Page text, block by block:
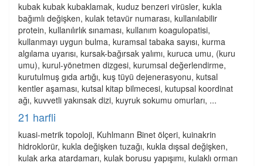
kubak kubak kubaklamak, kuduz benzeri virüsler, kukla
bağımlı değişken, kulak tetavür numarası, kullanılabilir
protein, kullanılırlık sınaması, kullanım koagulopatisi,
kullanmayı uygun bulma, kuramsal tabaka sayısı, kurma
algılama uyarısı, kursak-bağırsak yalımı, kuruca umu, (kuru
umu), kurul-yönetmen dizgesi, kurumsal değerlendirme,
kurutulmuş gıda artığı, kuş tüyü dejenerasyonu, kutsal
kentler aşaması, kutsal kitap bilmecesi, kutupsal koordinat
ağı, kuvvetli yakınsak dizi, kuyruk sokumu omurları, ...
21 harfli
kuasi-metrik topoloji, Kuhlmann Binet ölçeri, kuinakrin
hidroklorür, kukla değişken tuzağı, kukla dışsal değişken,
kulak arka atardamarı, kulak borusu yapışımı, kulaklı orman